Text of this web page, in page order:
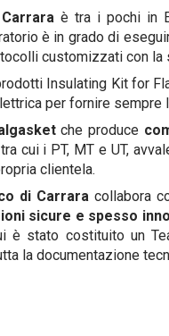
è tra i pochi in
è in grado di
customizzati con
Insulating Kit for
per fornire sempre
che produce
cui i PT, MT e UT,
clientela.
di Carrara collabora
sicure e spesso
è stato costituito un
la documentazione